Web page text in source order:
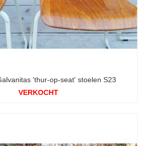
'thur-op-seat' stoelen S23
VERKOCHT